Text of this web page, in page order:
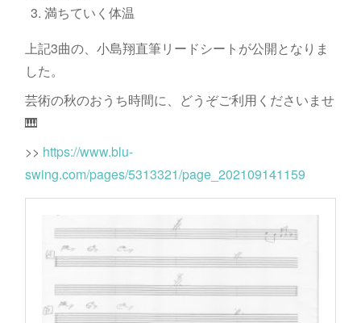
満ちていく体温
上記3曲の、小島翔直筆リードシートが公開となりま
した。
芸術の秋のおうち時間に、どうぞご利用くださいませ
🎹
>> https://www.blu-
swing.com/pages/5313321/page_202109141159